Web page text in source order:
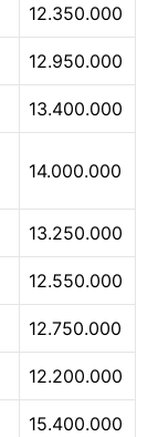
12.350.000
12.950.000
13.400.000
14.000.000
13.250.000
12.550.000
12.750.000
12.200.000
15.400.000